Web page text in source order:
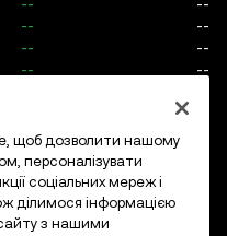
Відкриті позиції
щоб дозволити нашому
персоналізувати
соціальних мереж і
ділимося інформацією
з нашими